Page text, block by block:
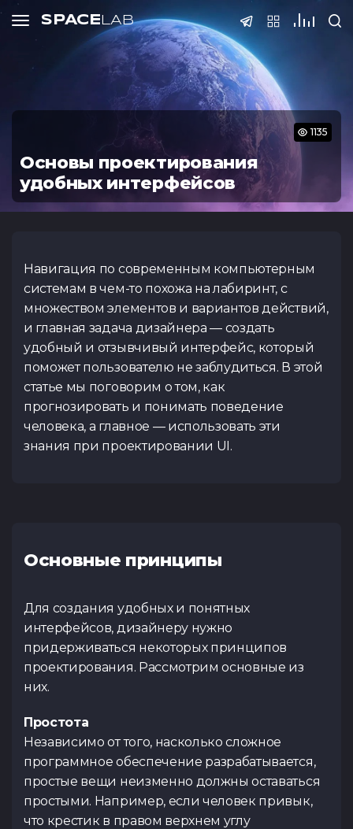
Тест по
(основы)
Тест Java Spring
Boot
Тест по
Python/Django
SPACE LAB
1135
Основы проектирования
удобных интерфейсов
Навигация по современным компьютерным
системам в чем-то похожа на лабиринт, с
множеством элементов и вариантов действий,
и главная задача дизайнера — создать
удобный и отзывчивый интерфейс, который
поможет пользователю не заблудиться. В этой
статье мы поговорим о том, как
прогнозировать и понимать поведение
человека, а главное — использовать эти
знания при проектировании UI.
Основные принципы
Для создания удобных и понятных
интерфейсов, дизайнеру нужно
придерживаться некоторых принципов
проектирования. Рассмотрим основные из
них.
Простота
Независимо от того, насколько сложное
программное обеспечение разрабатывается,
простые вещи неизменно должны оставаться
простыми. Например, если человек привык,
что крестик в правом верхнем углу
SPACELAB
Подать
ФИО
@Telegram
Комментарий
Резюме
согласие на обработку
Публичной оферты
Подать
SPACE LAB
Спасибо!
принята на
В течении 3-5
наш менеджер
проведения
SPACE LAB
Курс
Внимание! Данный
заявки не
регистрации.
следите на сайте,
или
https://t.me/
SPACE LAB
Внимание!
участниками,
обновлениями
разделе«Курсы»